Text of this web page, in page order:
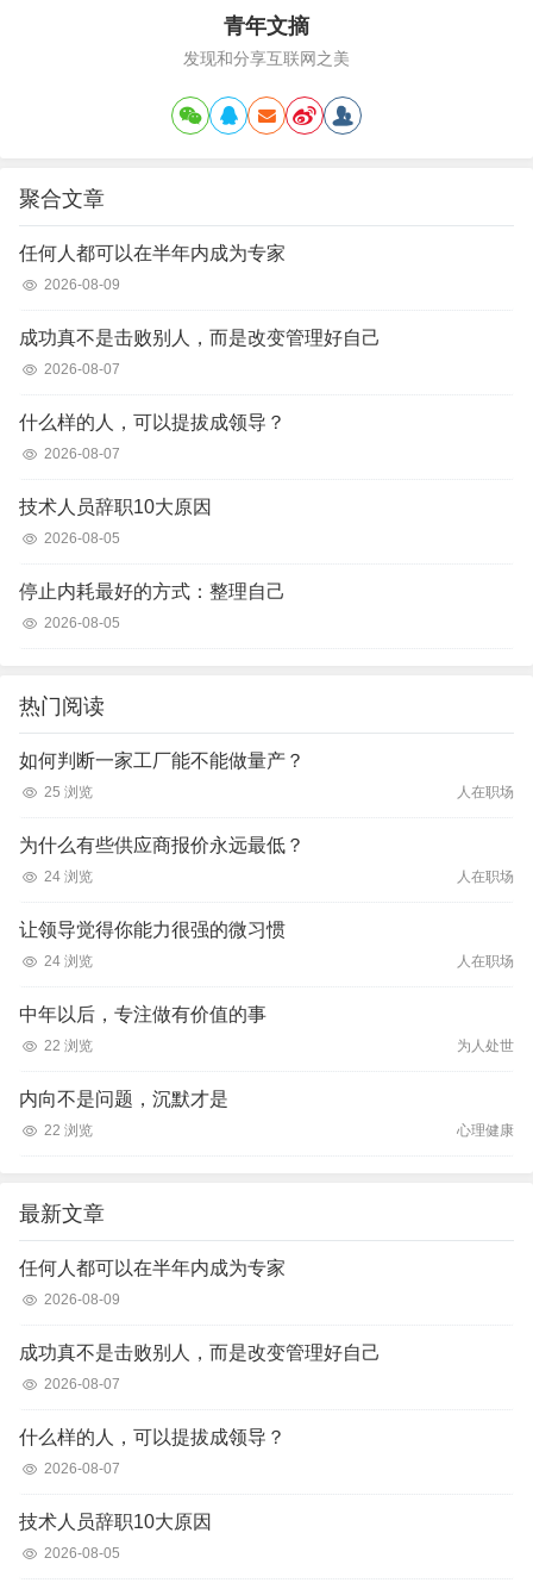
青年文摘
发现和分享互联网之美
聚合文章
任何人都可以在半年内成为专家
2026-08-09
成功真不是击败别人，而是改变管理好自己
2026-08-07
什么样的人，可以提拔成领导？
2026-08-07
技术人员辞职10大原因
2026-08-05
停止内耗最好的方式：整理自己
2026-08-05
热门阅读
如何判断一家工厂能不能做量产？
25 浏览 人在职场
为什么有些供应商报价永远最低？
24 浏览 人在职场
让领导觉得你能力很强的微习惯
24 浏览 人在职场
中年以后，专注做有价值的事
22 浏览 为人处世
内向不是问题，沉默才是
22 浏览 心理健康
最新文章
任何人都可以在半年内成为专家
2026-08-09
成功真不是击败别人，而是改变管理好自己
2026-08-07
什么样的人，可以提拔成领导？
2026-08-07
技术人员辞职10大原因
2026-08-05